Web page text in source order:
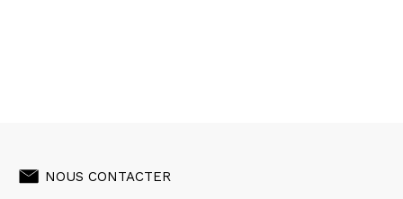
NOUS CONTACTER